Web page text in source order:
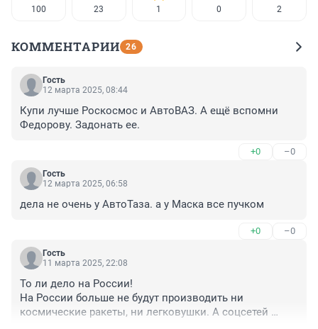
100 23 1 0 2
КОММЕНТАРИИ 26
Гость
12 марта 2025, 08:44
Купи лучше Роскосмос и АвтоВАЗ. А ещё вспомни
Федорову. Задонать ее.
+0 –0
Гость
12 марта 2025, 06:58
дела не очень у АвтоТаза. а у Маска все пучком
+0 –0
Гость
11 марта 2025, 22:08
То ли дело на России!
На России больше не будут производить ни
космические ракеты, ни легковушки. А соцсетей